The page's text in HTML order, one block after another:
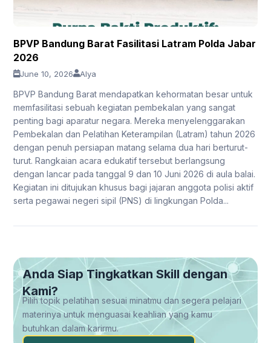
BPVP Bandung Barat Fasilitasi Latram Polda Jabar
2026
June 10, 2026 Alya
BPVP Bandung Barat mendapatkan kehormatan besar untuk
memfasilitasi sebuah kegiatan pembekalan yang sangat
penting bagi aparatur negara. Mereka menyelenggarakan
Pembekalan dan Pelatihan Keterampilan (Latram) tahun 2026
dengan penuh persiapan matang selama dua hari berturut-
turut. Rangkaian acara edukatif tersebut berlangsung
dengan lancar pada tanggal 9 dan 10 Juni 2026 di aula balai.
Kegiatan ini ditujukan khusus bagi jajaran anggota polisi aktif
serta pegawai negeri sipil (PNS) di lingkungan Polda...
Anda Siap Tingkatkan Skill dengan
Kami?
Pilih topik pelatihan sesuai minatmu dan segera pelajari
materinya untuk menguasai keahlian yang kamu
butuhkan dalam karirmu.